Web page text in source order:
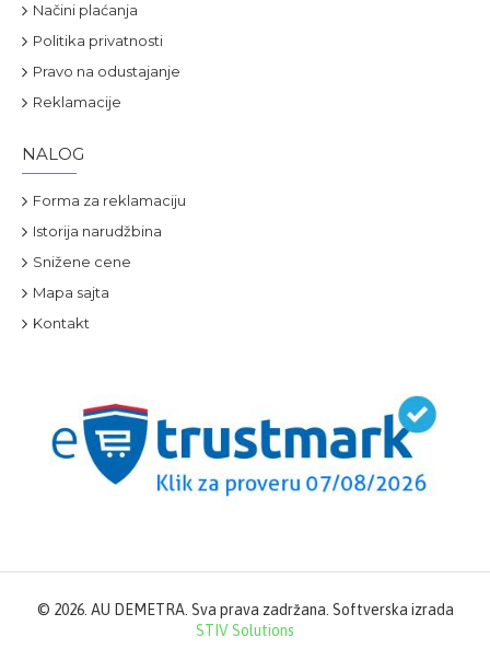
Načini plaćanja
Politika privatnosti
Pravo na odustajanje
Reklamacije
NALOG
Forma za reklamaciju
Istorija narudžbina
Snižene cene
Mapa sajta
Kontakt
© 2026. AU DEMETRA. Sva prava zadržana. Softverska izrada
STIV Solutions